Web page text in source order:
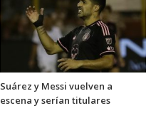
Suárez y Messi vuelven a
escena y serían titulares